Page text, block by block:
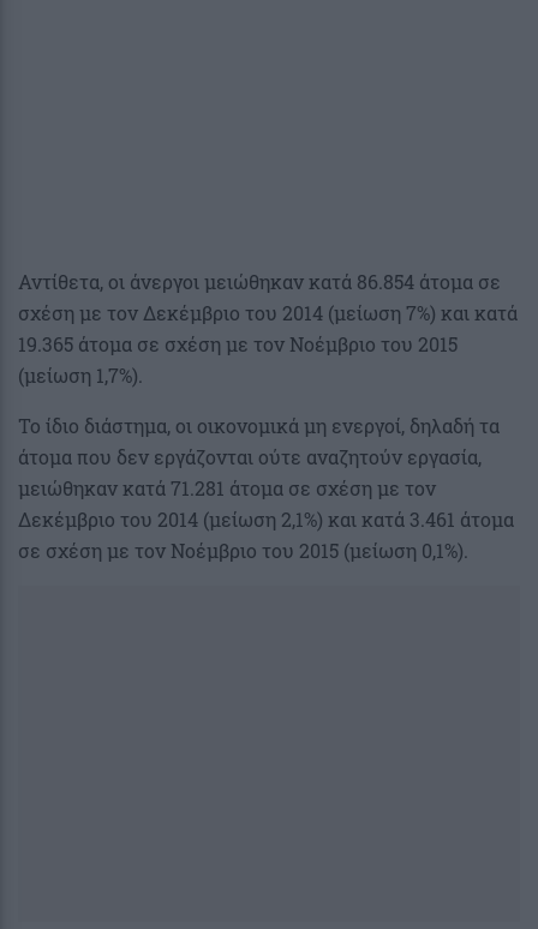
Αντίθετα, οι άνεργοι μειώθηκαν κατά 86.854 άτομα σε
σχέση με τον Δεκέμβριο του 2014 (μείωση 7%) και κατά
19.365 άτομα σε σχέση με τον Νοέμβριο του 2015
(μείωση 1,7%).
Το ίδιο διάστημα, οι οικονομικά μη ενεργοί, δηλαδή τα
άτομα που δεν εργάζονται ούτε αναζητούν εργασία,
μειώθηκαν κατά 71.281 άτομα σε σχέση με τον
Δεκέμβριο του 2014 (μείωση 2,1%) και κατά 3.461 άτομα
σε σχέση με τον Νοέμβριο του 2015 (μείωση 0,1%).